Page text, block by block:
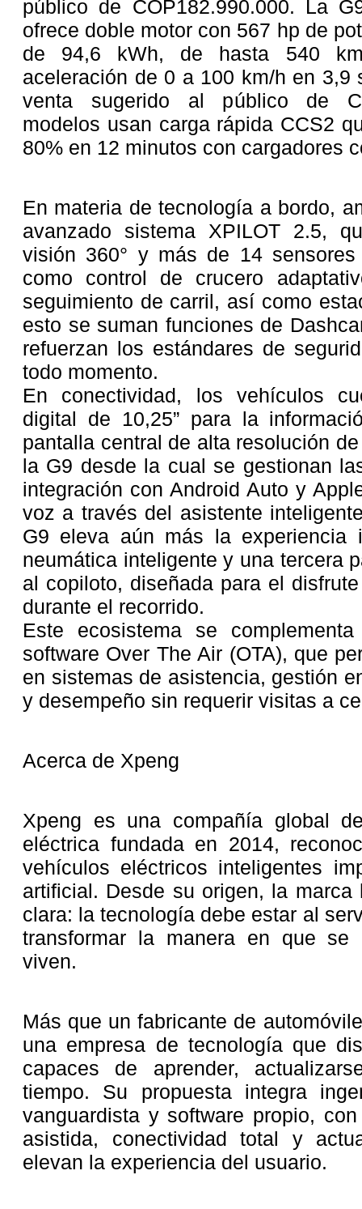
público de COP182.990.000. La
ofrece doble motor con 567 hp de
de 94,6 kWh, de hasta 540
aceleración de 0 a 100 km/h en 3,9
venta sugerido al público de
modelos usan carga rápida CCS2
80% en 12 minutos con cargadores
En materia de tecnología a bordo,
avanzado sistema XPILOT 2.5,
visión 360° y más de 14
como control de crucero
seguimiento de carril, así como
esto se suman funciones de
refuerzan los estándares de
todo momento.
En conectividad, los vehículos
digital de 10,25” para la
pantalla central de alta resolución
la G9 desde la cual se gestionan
integración con Android Auto y
voz a través del asistente
G9 eleva aún más la experiencia
neumática inteligente y una tercera
al copiloto, diseñada para el
durante el recorrido.
Este ecosistema se
software Over The Air (OTA), que
en sistemas de asistencia, gestión
y desempeño sin requerir visitas a
Acerca de Xpeng
Xpeng es una compañía global
eléctrica fundada en 2014,
vehículos eléctricos inteligentes
artificial. Desde su origen, la
clara: la tecnología debe estar al
transformar la manera en que se
viven.
Más que un fabricante de
una empresa de tecnología que
capaces de aprender,
tiempo. Su propuesta integra
vanguardista y software propio,
asistida, conectividad total y
elevan la experiencia del usuario.